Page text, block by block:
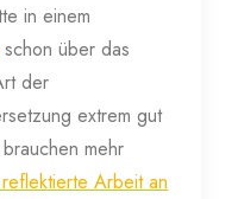
in einem
schon über das
der
extrem gut
mehr
Arbeit an